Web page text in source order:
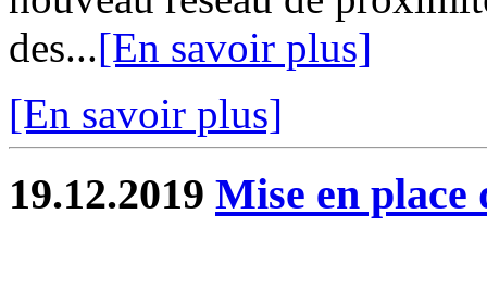
des...[En savoir plus]
[En savoir plus]
19.12.2019 Mise en place